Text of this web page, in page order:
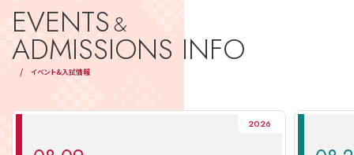
EVENTS&
ADMISSIONS INFO
イベント&入試情報
2026